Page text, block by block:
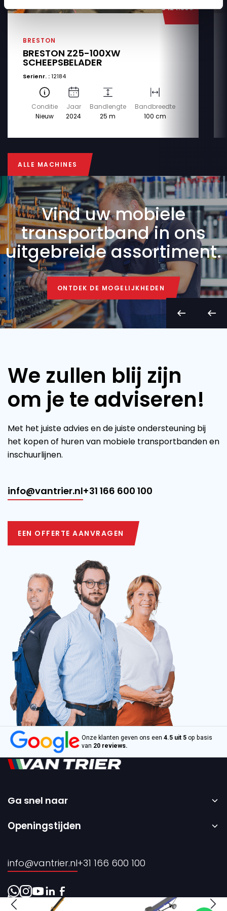
€ 124.500
BRESTON
BRESTON Z25-100XW
SCHEEPSBELADER
Serienr. :12184
Conditie
Nieuw
Jaar
2024
Bandlengte
25 m
Bandbreedte
100 cm
ALLE MACHINES
Vind uw mobiele
transportband in ons
uitgebreide assortiment.
ONTDEK DE MOGELIJKHEDEN
We zullen blij zijn
om je te adviseren!
Met het juiste advies en de juiste ondersteuning bij
het kopen of huren van mobiele transportbanden en
inschuurlijnen.
info@vantrier.nl+31 166 600 100
EEN OFFERTE AANVRAGEN
Onze klanten geven ons een 4.5 uit 5 op basis
van 20 reviews.
Ga snel naar
Home
Verhuur
Over ons
Contact
Openingstijden
info@vantrier.nl+31 166 600 100